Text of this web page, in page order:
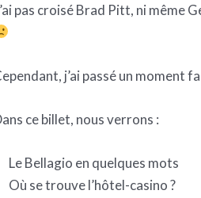
pas croisé Brad Pitt, ni même
j’ai passé un moment
ce billet, nous verrons :
Le Bellagio en quelques mots
Où se trouve l’hôtel-casino ?